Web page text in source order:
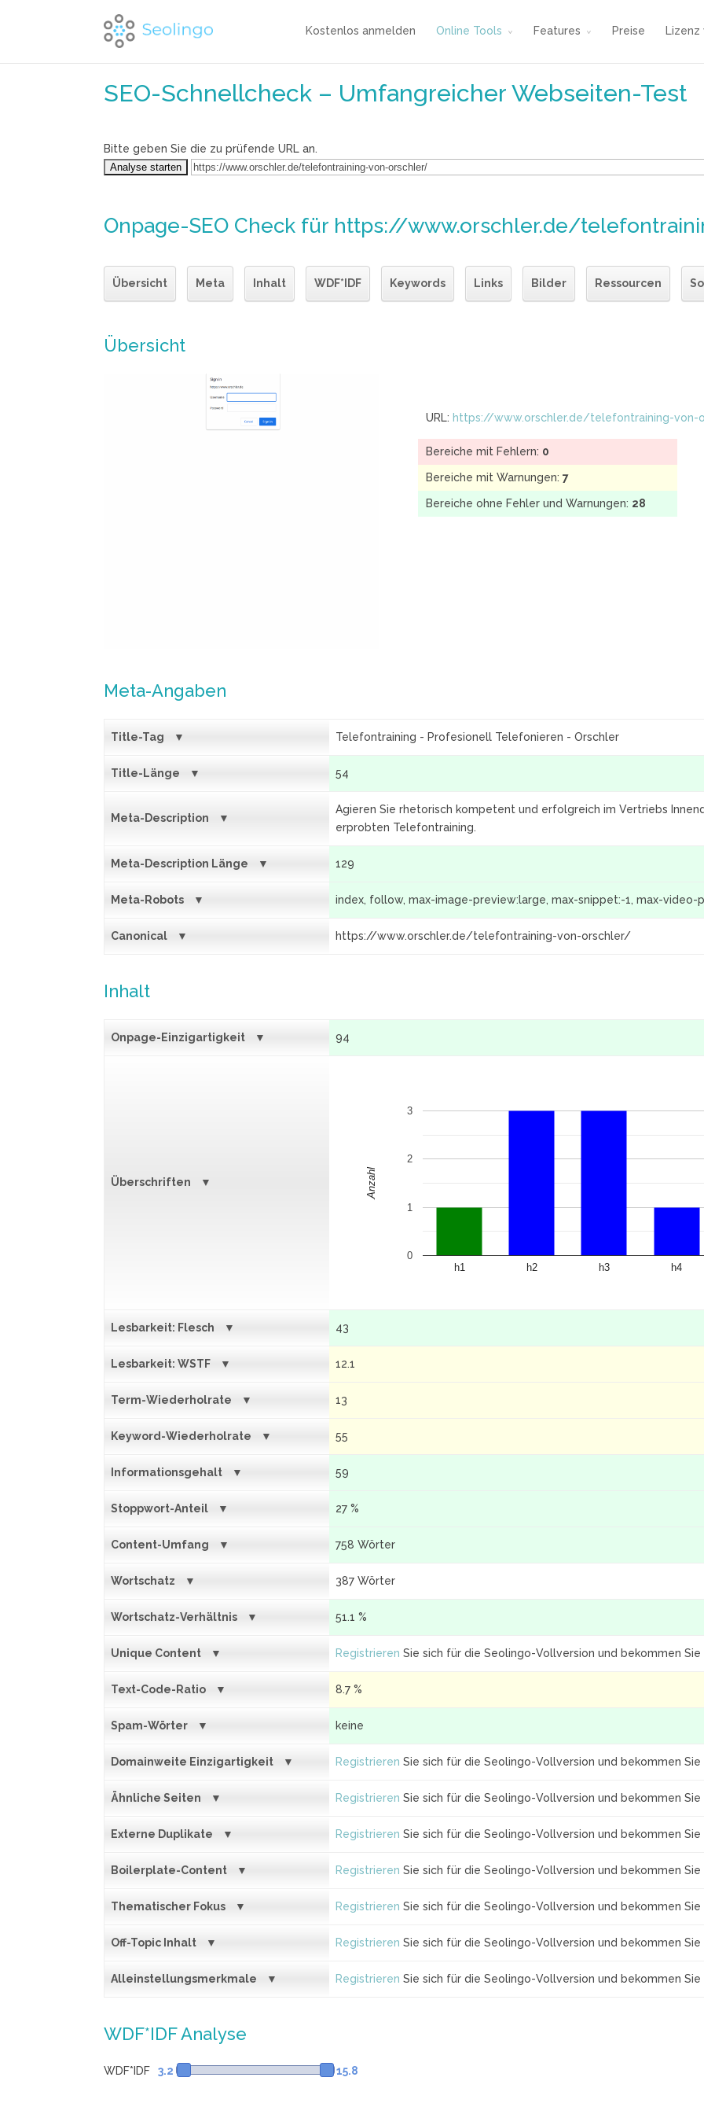
Kostenlos anmelden Online Tools Features Preise Lizenz
SEO-Schnellcheck – Umfangreicher Webseiten-Test
Bitte geben Sie die zu prüfende URL an.
Onpage-SEO Check für https://www.orschler.de/
Übersicht Meta Inhalt WDF*IDF Keywords Links Bilder Ressourcen
Übersicht
URL: https://www.orschler.de/telefontraining-von-
Bereiche mit Fehlern: 0
Bereiche mit Warnungen: 7
Bereiche ohne Fehler und Warnungen: 28
Meta-Angaben
Title-Tag Telefontraining - Profesionell Telefonieren - Orschler
Title-Länge 54
Meta-Description
Agieren Sie rhetorisch kompetent und erfolgreich im Vertriebs
erprobten Telefontraining.
Meta-Description Länge 129
Meta-Robots index, follow, max-image-preview:large, max-snippet:-1, max-video-
Canonical https://www.orschler.de/telefontraining-von-orschler/
Inhalt
Onpage-Einzigartigkeit 94
Überschriften
h1 h2 h3 h4
0
1
2
3
Anzahl
Lesbarkeit: Flesch 43
Lesbarkeit: WSTF 12.1
Term-Wiederholrate 13
Keyword-Wiederholrate 55
Informationsgehalt 59
Stoppwort-Anteil 27 %
Content-Umfang 758 Wörter
Wortschatz 387 Wörter
Wortschatz-Verhältnis 51.1 %
Unique Content Registrieren Sie sich für die Seolingo-Vollversion und bekommen Sie
Text-Code-Ratio 8.7 %
Spam-Wörter keine
Domainweite Einzigartigkeit Registrieren Sie sich für die Seolingo-Vollversion und bekommen Sie
Ähnliche Seiten Registrieren Sie sich für die Seolingo-Vollversion und bekommen Sie
Externe Duplikate Registrieren Sie sich für die Seolingo-Vollversion und bekommen Sie
Boilerplate-Content Registrieren Sie sich für die Seolingo-Vollversion und bekommen Sie
Thematischer Fokus Registrieren Sie sich für die Seolingo-Vollversion und bekommen Sie
Off-Topic Inhalt Registrieren Sie sich für die Seolingo-Vollversion und bekommen Sie
Alleinstellungsmerkmale Registrieren Sie sich für die Seolingo-Vollversion und bekommen Sie
WDF*IDF Analyse
WDF*IDF 3.2 15.8